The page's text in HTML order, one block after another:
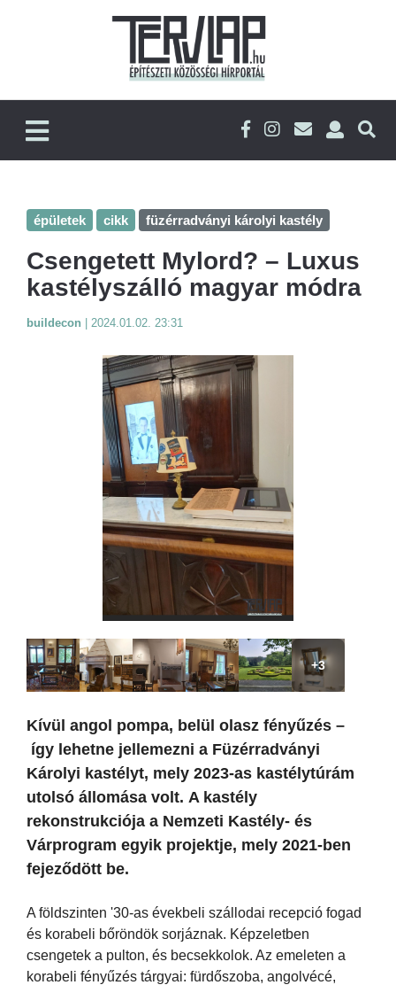
épületek cikk füzérradványi károlyi kastély
Csengetett Mylord? – Luxus
kastélyszálló magyar módra
buildecon 2024.01.02. 23:31
+3
Kívül angol pompa, belül olasz fényűzés –
így lehetne jellemezni a Füzérradványi
Károlyi kastélyt, mely 2023-as kastélytúrám
utolsó állomása volt. A kastély
rekonstrukciója a Nemzeti Kastély- és
Várprogram egyik projektje, mely 2021-ben
fejeződött be.
A földszinten '30-as évekbeli szállodai recepció fogad
és korabeli bőröndök sorjáznak. Képzeletben
csengetek a pulton, és becsekkolok. Az emeleten a
korabeli fényűzés tárgyai: fürdőszoba, angolvécé,